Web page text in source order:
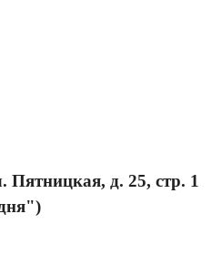
Пятницкая, д. 25, стр. 1